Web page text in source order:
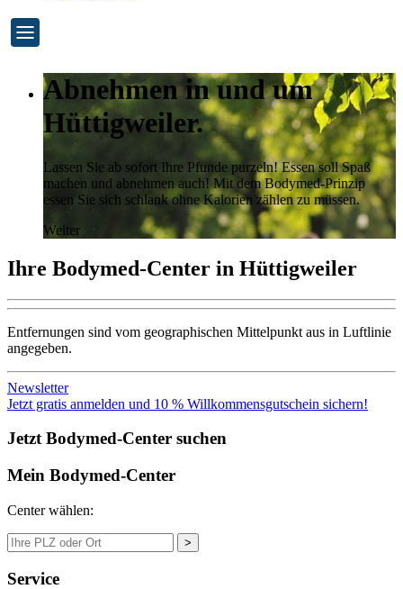
Abnehmen in und um
Hüttigweiler.
Lassen Sie ab sofort Ihre Pfunde purzeln! Essen soll Spaß
machen und abnehmen auch! Mit dem Bodymed-Prinzip
essen Sie sich schlank ohne Kalorien zählen zu müssen.
Weiter
Ihre Bodymed-Center in Hüttigweiler
Entfernungen sind vom geographischen Mittelpunkt aus in Luftlinie
angegeben.
Newsletter
Jetzt gratis anmelden und 10 % Willkommensgutschein sichern!
Jetzt Bodymed-Center suchen
Mein Bodymed-Center
Center wählen:
>
Service